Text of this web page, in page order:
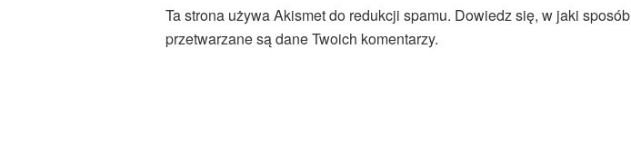
Ta strona używa Akismet do redukcji spamu. Dowiedz się, w jaki sposób
przetwarzane są dane Twoich komentarzy.